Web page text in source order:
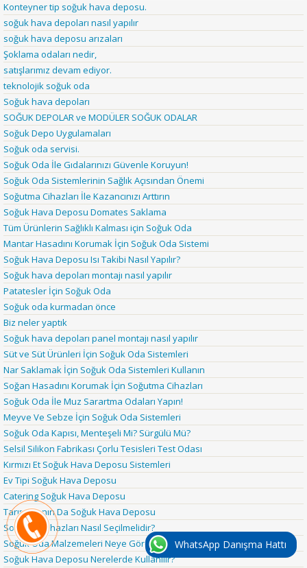
Konteyner tip soğuk hava deposu.
soğuk hava depoları nasıl yapılır
soğuk hava deposu arızaları
Şoklama odaları nedir,
satışlarımız devam ediyor.
teknolojik soğuk oda
Soğuk hava depoları
SOĞUK DEPOLAR ve MODÜLER SOĞUK ODALAR
Soğuk Depo Uygulamaları
Soğuk oda servisi.
Soğuk Oda İle Gıdalarınızı Güvenle Koruyun!
Soğuk Oda Sistemlerinin Sağlık Açısından Önemi
Soğutma Cihazları İle Kazancınızı Arttırın
Soğuk Hava Deposu Domates Saklama
Tüm Ürünlerin Sağlıklı Kalması için Soğuk Oda
Mantar Hasadını Korumak İçin Soğuk Oda Sistemi
Soğuk Hava Deposu Isı Takibi Nasıl Yapılır?
Soğuk hava depoları montajı nasıl yapılır
Patatesler İçin Soğuk Oda
Soğuk oda kurmadan önce
Biz neler yaptık
Soğuk hava depoları panel montajı nasıl yapılır
Süt ve Süt Ürünleri İçin Soğuk Oda Sistemleri
Nar Saklamak İçin Soğuk Oda Sistemleri Kullanın
Soğan Hasadını Korumak İçin Soğutma Cihazları
Soğuk Oda İle Muz Sarartma Odaları Yapın!
Meyve Ve Sebze İçin Soğuk Oda Sistemleri
Soğuk Oda Kapısı, Menteşeli Mi? Sürgülü Mü?
Selsil Silikon Fabrikası Çorlu Tesisleri Test Odası
Kırmızı Et Soğuk Hava Deposu Sistemleri
Ev Tipi Soğuk Hava Deposu
Catering Soğuk Hava Deposu
Tarım Alanın Da Soğuk Hava Deposu
Soğutma Cihazları Nasıl Seçilmelidir?
Soğuk Oda Malzemeleri Neye Göre Seçilmelidir?
Soğuk Hava Deposu Nerelerde Kullanılır?
WhatsApp Danışma Hattı